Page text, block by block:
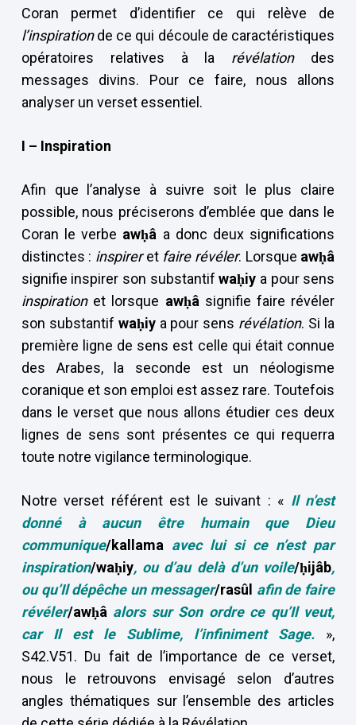
Coran permet d’identifier ce qui relève de
l’inspirationde ce qui découle de caractéristiques
opératoires relatives à la révélationdes
messages divins. Pour ce faire, nous allons
analyser un verset essentiel.
I – Inspiration
Afin que l’analyse à suivre soit le plus claire
possible, nous préciserons d’emblée que dans le
Coran le verbe awḥâ a donc deux significations
distinctes : inspireret faire révéler. Lorsque awḥâ
signifie inspirer son substantifwaḥiy a pour sens
inspirationet lorsque awḥâ signifie faire révéler
son substantif waḥiya pour sens révélation. Si la
première ligne de sens est celle qui était connue
des Arabes, la seconde est un néologisme
coranique et son emploi est assez rare. Toutefois
dans le verset que nous allons étudier ces deux
lignes de sens sont présentes ce qui requerra
toute notre vigilance terminologique.
Notre verset référent est le suivant : « Il n’est
donné à aucun être humain que Dieu
communique/kallama avec lui si ce n’est par
inspiration/waḥiy, ou d’au delà d’un voile/ḥijâb,
ou qu’Il dépêche un messager/rasûl afin de faire
révéler/awḥâ alors sur Son ordre ce qu’Il veut,
car Il est le Sublime, l’infiniment Sage.
»,
S42.V51. Du fait de l’importance de ce verset,
nous le retrouvons envisagé selon d’autres
angles thématiques sur l’ensemble des articles